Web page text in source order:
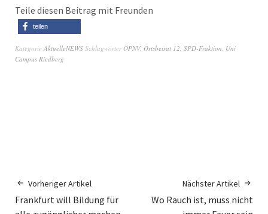
Teile diesen Beitrag mit Freunden
teilen
Kategorie AktuelleNEWS SchlagwörterÖPNV, Ortsbeirat 12 SPD-Fraktion Uni
Campus Riedberg
Vorheriger Artikel
Frankfurt will Bildung für
Nächster Artikel
Wo Rauch ist, muss nicht